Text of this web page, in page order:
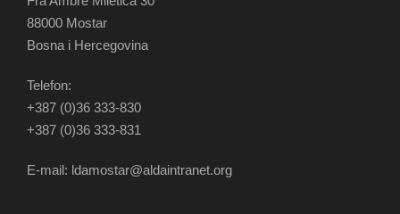
88000 Mostar
Bosna i Hercegovina
Telefon:
+387 (0)36 333-830
+387 (0)36 333-831
E-mail: ldamostar@aldaintranet.org